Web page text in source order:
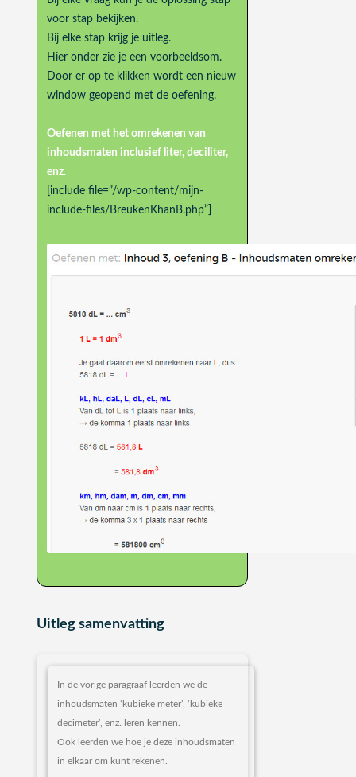
voor stap bekijken.
Bij elke stap krijg je uitleg.
Hier onder zie je een voorbeeldsom.
Door er op te klikken wordt een nieuw
window geopend met de oefening.
Oefenen met het omrekenen van
inhoudsmaten inclusief liter, deciliter,
enz.
[include file=”/wp-content/mijn-
include-files/BreukenKhanB.php”]
Uitleg samenvatting
In de vorige paragraaf leerden we de
inhoudsmaten ‘kubieke meter’, ‘kubieke
decimeter’, enz. leren kennen.
Ook leerden we hoe je deze inhoudsmaten
in elkaar om kunt rekenen.